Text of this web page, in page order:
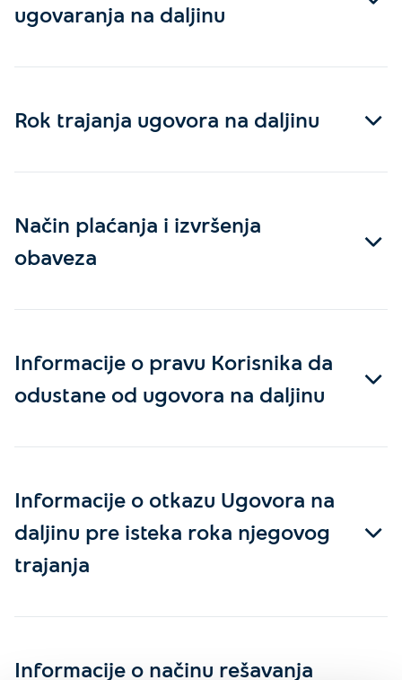
ugovaranja na daljinu
Rok trajanja ugovora na daljinu
Način plaćanja i izvršenja
obaveza
Informacije o pravu Korisnika da
odustane od ugovora na daljinu
Informacije o otkazu Ugovora na
daljinu pre isteka roka njegovog
trajanja
Informacije o načinu rešavanja